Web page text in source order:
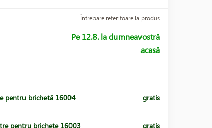
Întrebare referitoare la produs
Pe 12.8. la dumneavostră
acasă
pentru brichetă 16004
gratis
pentru brichete 16003
gratis